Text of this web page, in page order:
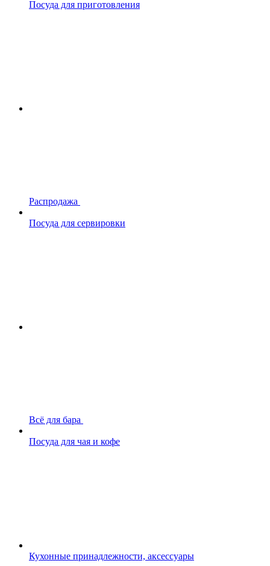
Посуда для приготовления
Распродажа
Посуда для сервировки
Всё для бара
Посуда для чая и кофе
Кухонные принадлежности, аксессуары